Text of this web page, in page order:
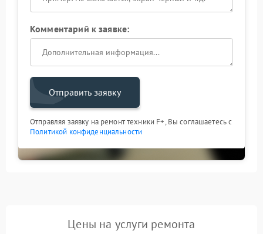
Комментарий к заявке:
Отправить заявку
Отправляя заявку на ремонт техники F+, Вы соглашаетесь с
Политикой конфиденциальности
Цены на услуги ремонта